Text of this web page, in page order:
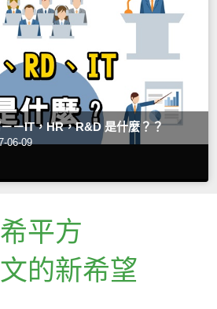
－IT，HR，R&D 是什麼？？
06-09
希平方
的新希望